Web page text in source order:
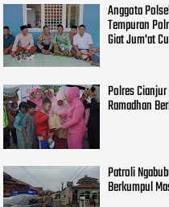
Anggota
Tempuran
Giat Jum'at
Polres
Ramadhan
Patroli
Berkumpul